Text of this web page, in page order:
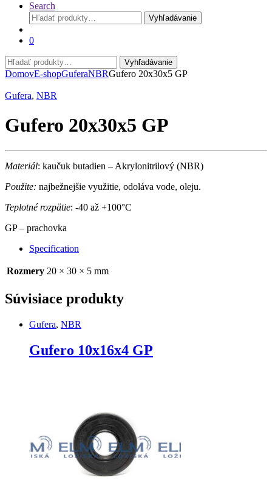
Search
Hľadať:
Vyhľadávanie
0
Hľadať:
Vyhľadávanie
DomovE-shopGuferaNBRGufero 20x30x5 GP
Gufera, NBR
Gufero 20x30x5 GP
Materiál: kaučuk butadien – Akrylonitrilový (NBR)
Použite: najbežnejšie využitie, odoláva vode, oleju.
Teplotné rozpätie: -40 až +100°C
GP – prachovka
Specification
Rozmery 20 × 30 × 5 mm
Súvisiace produkty
Gufera, NBR
Gufero 10x16x4 GP